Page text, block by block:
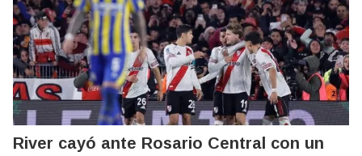
River cayó ante Rosario Central con un